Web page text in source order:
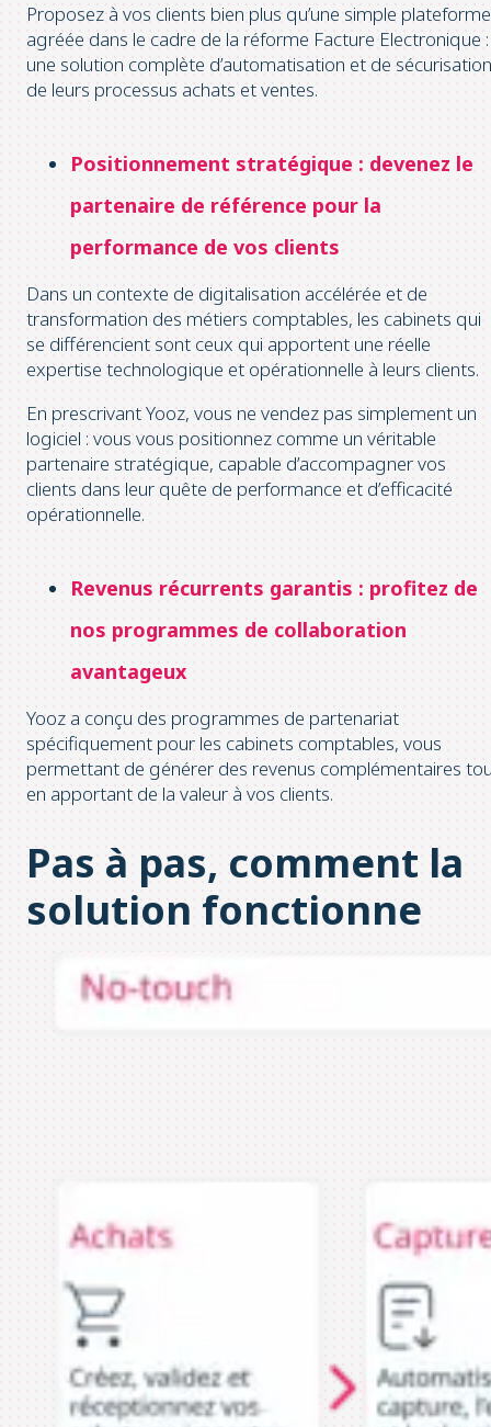
Proposez à vos clients bien plus qu’une simple plateforme
agréée dans le cadre de la réforme Facture Electronique :
une solution complète d’automatisation et de sécurisation
de leurs processus achats et ventes.
Positionnement stratégique : devenez le
partenaire de référence pour la
performance de vos clients
Dans un contexte de digitalisation accélérée et de
transformation des métiers comptables, les cabinets qui
se différencient sont ceux qui apportent une réelle
expertise technologique et opérationnelle à leurs clients.
En prescrivant Yooz, vous ne vendez pas simplement un
logiciel : vous vous positionnez comme un véritable
partenaire stratégique, capable d’accompagner vos
clients dans leur quête de performance et d’efficacité
opérationnelle.
Revenus récurrents garantis : profitez de
nos programmes de collaboration
avantageux
Yooz a conçu des programmes de partenariat
spécifiquement pour les cabinets comptables, vous
permettant de générer des revenus complémentaires
en apportant de la valeur à vos clients.
Pas à pas, comment la
solution fonctionne